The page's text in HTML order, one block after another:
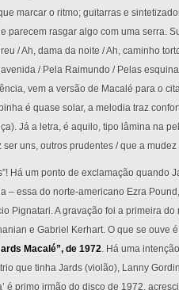
marcar o ritmo; guitarras e
parecem rasgar algo com uma serra.
/ Ah, dama da noite / Ah, caminho
/ Pela Raimundo / Pelas
vem a versão de Macalé para o
é quase solar, a melodia traz
Já a letra, é aquilo, tipo lâmina na
uns, outros prudentes / que a
Há um ponto de exclamação quando
– essa do norte-americano Ezra
Pignatari. A gravação foi a primeira
e Gabriel Kerhart. O que se ouve
Macalé”, de 1972. Há uma
que tinha Jards (violão), Lanny
é primo irmão do disco de 1972,